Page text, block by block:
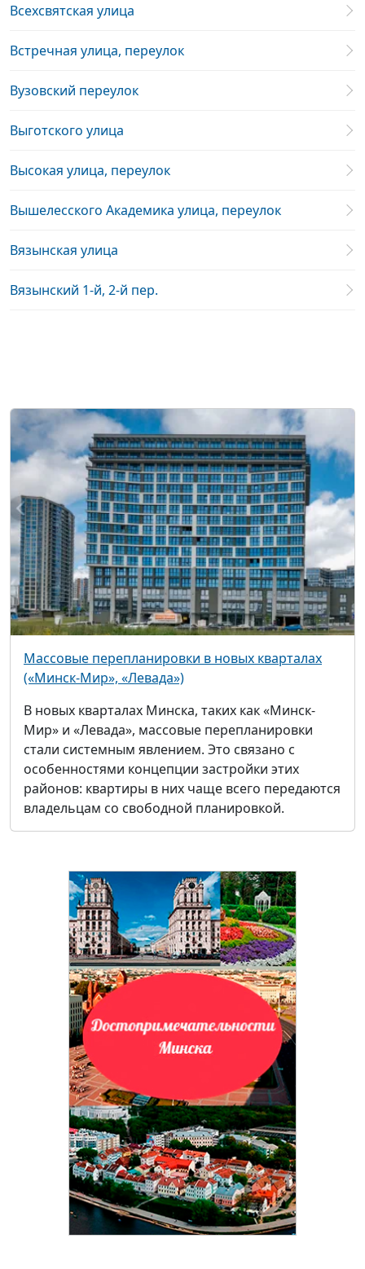
Всехсвятская улица
Встречная улица, переулок
Вузовский переулок
Выготского улица
Высокая улица, переулок
Вышелесского Академика улица, переулок
Вязынская улица
Вязынский 1-й, 2-й пер.
Массовые перепланировки в новых кварталах
(«Минск-Мир», «Левада»)
В новых кварталах Минска, таких как «Минск-
Мир» и «Левада», массовые перепланировки
стали системным явлением. Это связано с
особенностями концепции застройки этих
районов: квартиры в них чаще всего передаются
владельцам со свободной планировкой.